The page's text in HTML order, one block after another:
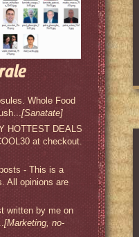
Whole Food
[Sanatate]
HOTTEST DEALS
at checkout.
- This is a
All opinions are
written by me on
[Marketing, no-